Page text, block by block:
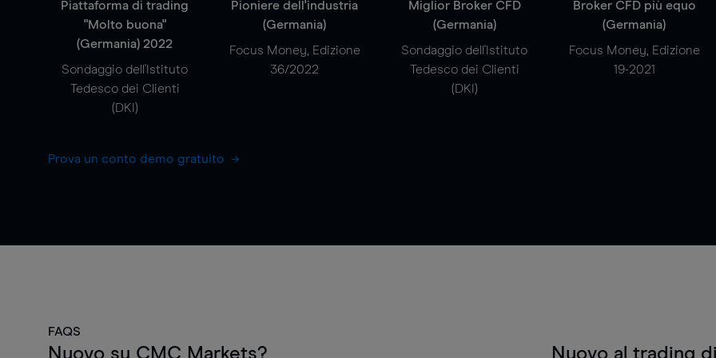
Piattaforma di trading
"Molto buona"
(Germania) 2022
Sondaggio dell'Istituto
Tedesco dei Clienti
(DKI)
Pioniere dell'industria
(Germania)
Focus Money, Edizione
36/2022
Miglior Broker CFD
(Germania)
Sondaggio dell'Istituto
Tedesco dei Clienti
(DKI)
Broker CFD più equo
(Germania)
Focus Money, Edizione
19-2021
Prova un conto demo gratuito
FAQS
Nuovo su CMC Markets? Nuovo al trading